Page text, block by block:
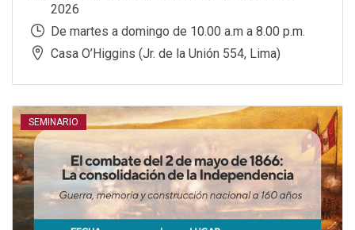
2026
De martes a domingo de 10.00 a.m a 8.00 p.m.
Casa O’Higgins (Jr. de la Unión 554, Lima)
SEMINARIO